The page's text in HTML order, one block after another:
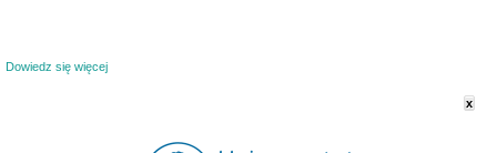
Dowiedz się więcej
x